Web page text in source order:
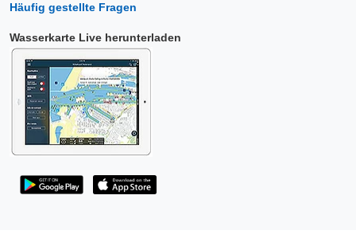
Häufig gestellte Fragen
Wasserkarte Live herunterladen